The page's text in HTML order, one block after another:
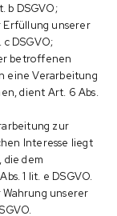
b DSGVO;
Erfüllung unserer
DSGVO;
betroffenen
eine Verarbeitung
dient Art. 6 Abs.
zur
Interesse liegt
dem
1 lit. e DSGVO.
unserer